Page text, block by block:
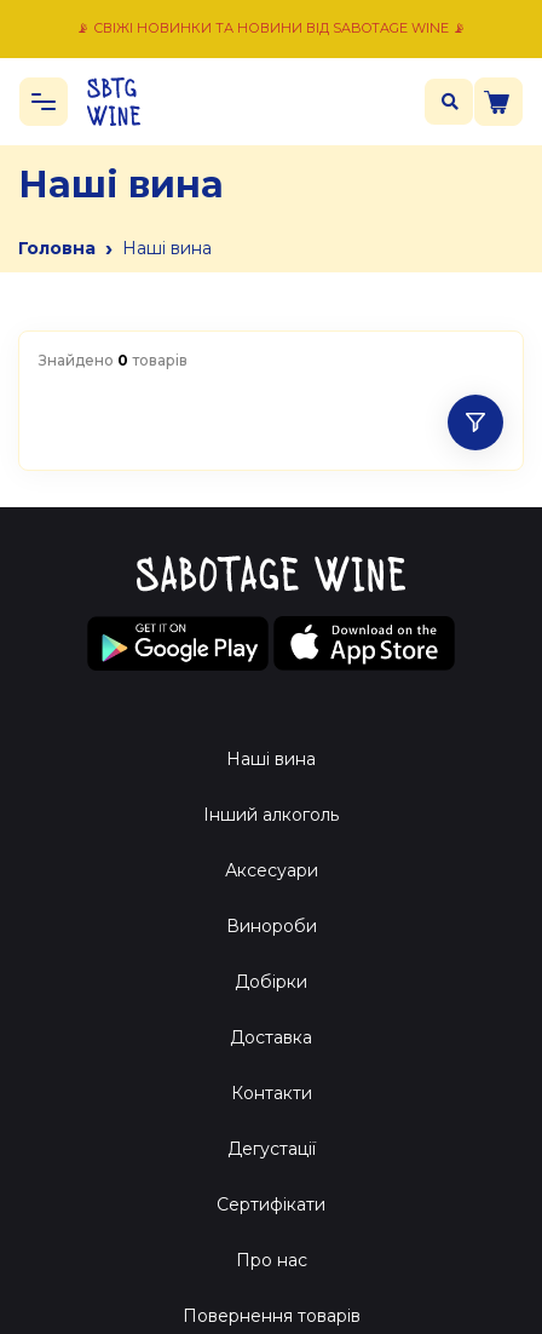
📡 СВІЖІ НОВИНКИ ТА НОВИНИ ВІД SABOTAGE WINE 📡
Наші вина
Головна › Наші вина
Знайдено 0 товарів
Наші вина
Інший алкоголь
Аксесуари
Винороби
Добірки
Доставка
Контакти
Дегустації
Сертифікати
Про нас
Повернення товарів